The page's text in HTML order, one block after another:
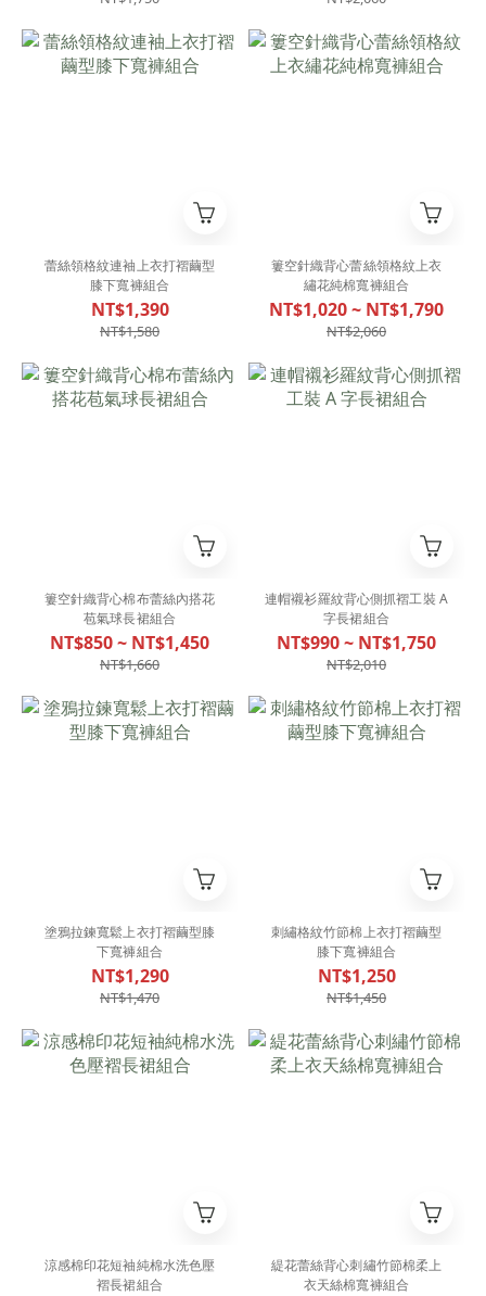
蕾絲領格紋連袖上衣打褶繭型
膝下寬褲組合
NT$1,390
NT$1,580
簍空針織背心蕾絲領格紋上衣
繡花純棉寬褲組合
NT$1,020 ~ NT$1,790
NT$2,060
簍空針織背心棉布蕾絲內搭花
苞氣球長裙組合
NT$850 ~ NT$1,450
NT$1,660
連帽襯衫羅紋背心側抓褶工裝 A
字長裙組合
NT$990 ~ NT$1,750
NT$2,010
塗鴉拉鍊寬鬆上衣打褶繭型膝
下寬褲組合
NT$1,290
NT$1,470
刺繡格紋竹節棉上衣打褶繭型
膝下寬褲組合
NT$1,250
NT$1,450
涼感棉印花短袖純棉水洗色壓
褶長裙組合
緹花蕾絲背心刺繡竹節棉柔上
衣天絲棉寬褲組合